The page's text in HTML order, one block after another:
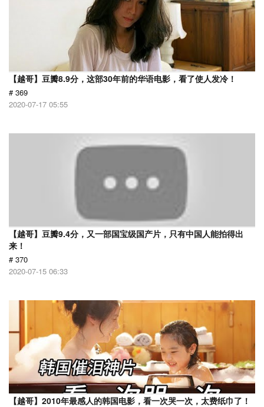
【越哥】豆瓣8.9分，这部30年前的华语电影，看了使人发冷！
# 369
2020-07-17 05:55
【越哥】豆瓣9.4分，又一部国宝级国产片，只有中国人能拍得出
来！
# 370
2020-07-15 06:33
【越哥】2010年最感人的韩国电影，看一次哭一次，太费纸巾了！